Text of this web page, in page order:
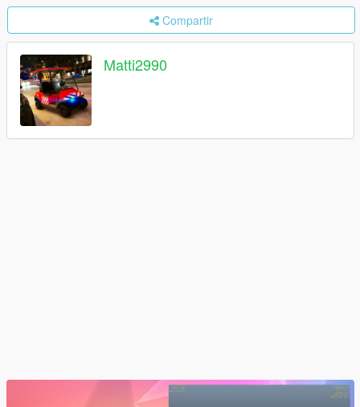
Compartir
Matti2990